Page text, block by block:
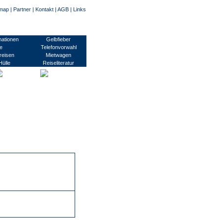
| Partner| Kontakt| AGB| Links
Gelbfieber
Telefonvorwahl
Mietwagen
Reiseliteratur